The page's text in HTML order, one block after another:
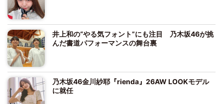
井上和の“やる気フォント”にも注目 乃木坂46が挑
んだ書道パフォーマンスの舞台裏
乃木坂46金川紗耶『rienda』26AW LOOKモデル
に就任